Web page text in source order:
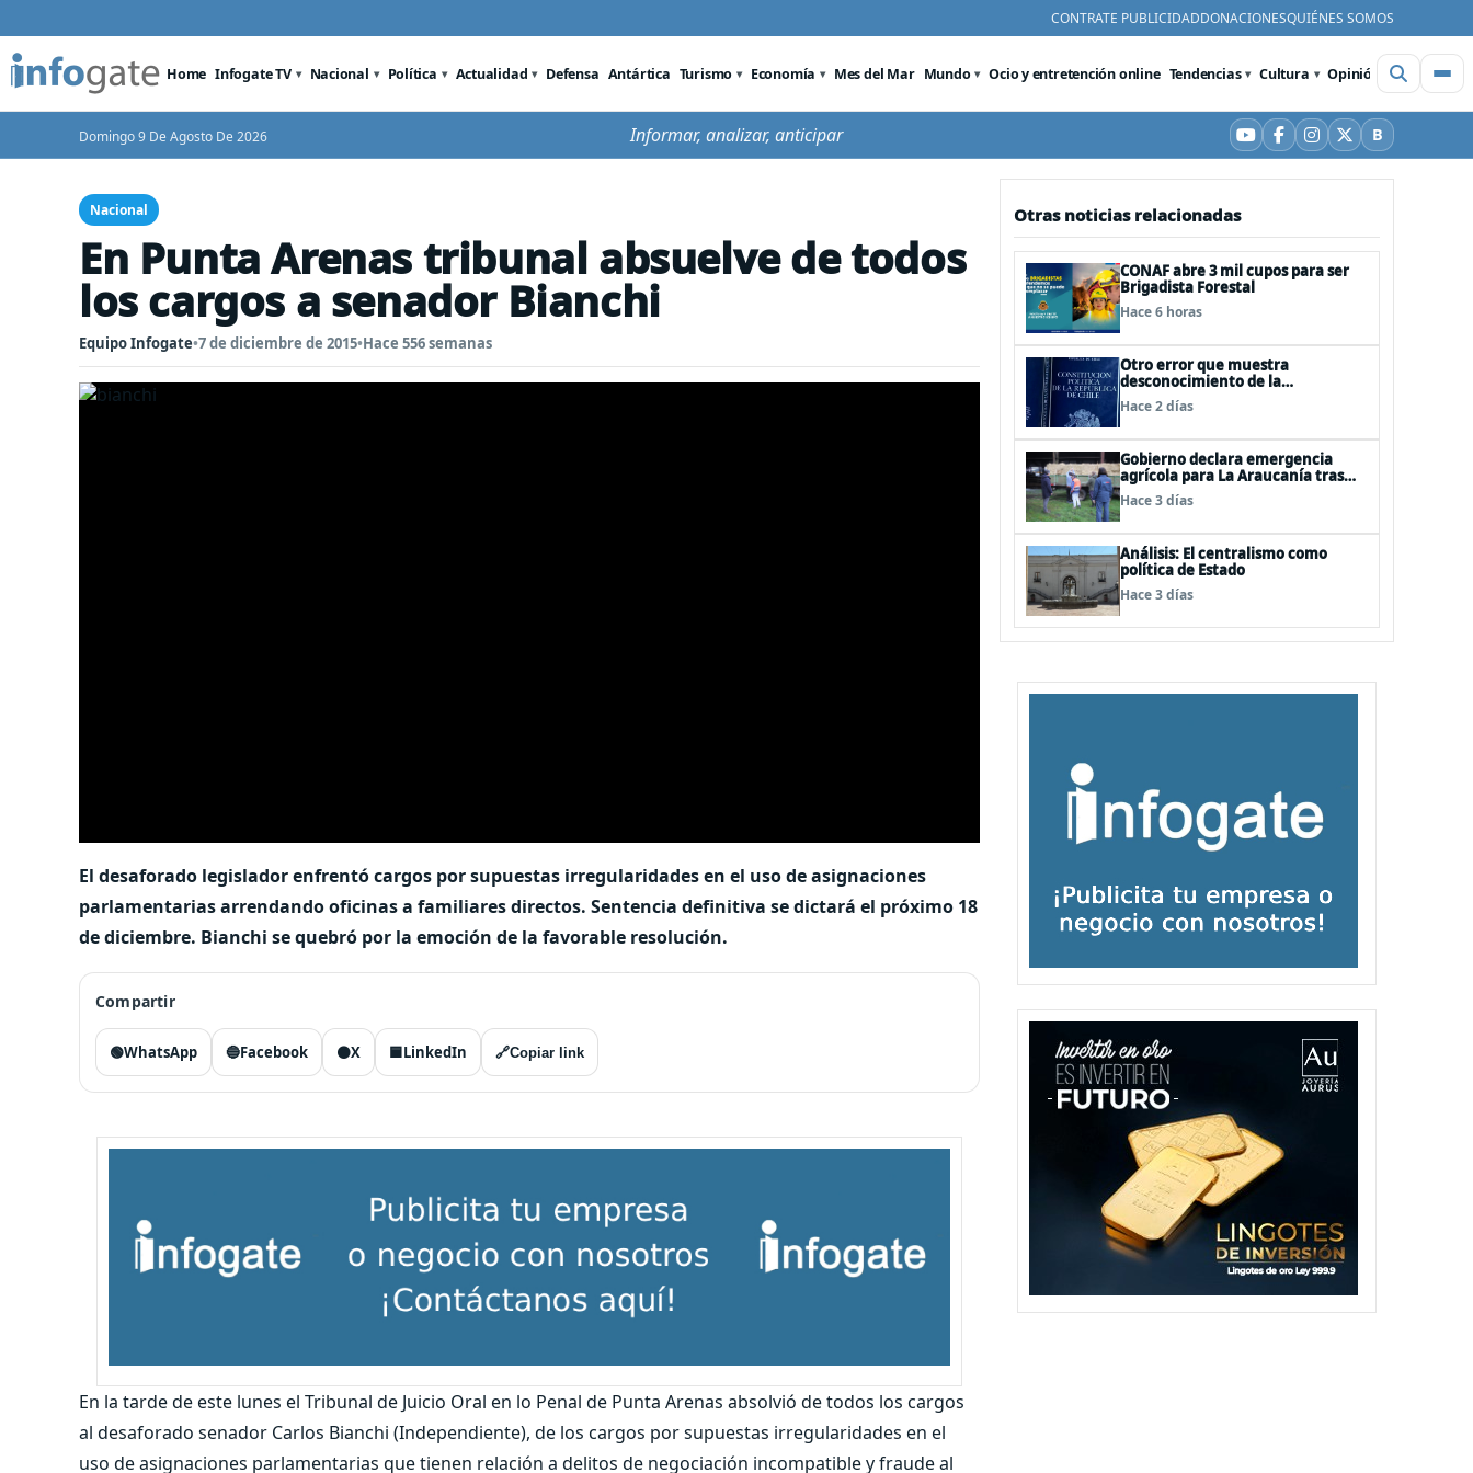
CONTRATE PUBLICIDADDONACIONESQUIÉNES SOMOS
Home Infogate TV Nacional Política Actualidad Defensa Antártica Turismo Economía Mes del Mar Mundo Ocio y entretención online Tendencias Cultura Opinión Videos
Domingo 9 De Agosto De 2026 Informar, analizar, anticipar YouTube
Facebook
Instagram
X BBluesky
Nacional
En Punta Arenas tribunal absuelve de todos
los cargos a senador Bianchi
Equipo Infogate•7 de diciembre de 2015•Hace 556 semanas
El desaforado legislador enfrentó cargos por supuestas irregularidades en el uso de asignaciones
parlamentarias arrendando oficinas a familiares directos. Sentencia definitiva se dictará el próximo 18
de diciembre. Bianchi se quebró por la emoción de la favorable resolución.
Compartir
🟢WhatsApp 🔵Facebook ⚫X 🟦LinkedIn 🔗Copiar link
En la tarde de este lunes el Tribunal de Juicio Oral en lo Penal de Punta Arenas absolvió de todos los cargos
al desaforado senador Carlos Bianchi (Independiente), de los cargos por supuestas irregularidades en el
uso de asignaciones parlamentarias que tienen relación a delitos de negociación incompatible y fraude al
Otras noticias relacionadas
CONAF abre 3 mil cupos para ser
Brigadista Forestal
Hace 6 horas
Otro error que muestra
desconocimiento de la
Constitución: Artículo 1 consagra
resguardar la seguridad nacional y
Hace 2 días
Gobierno declara emergencia
agrícola para La Araucanía tras
desastres por pasos de sistemas
frontales
Hace 3 días
Análisis: El centralismo como
política de Estado
Hace 3 días